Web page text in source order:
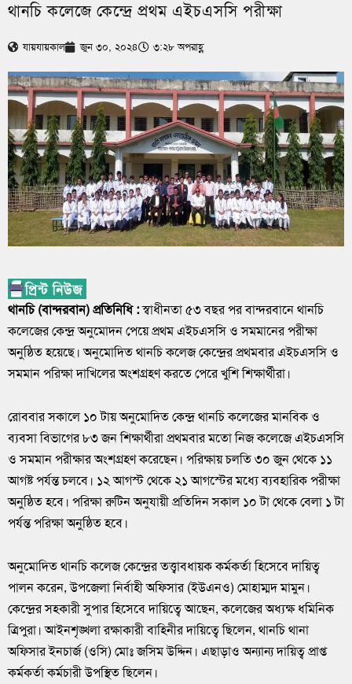
থানচি কলেজে কেন্দ্রে প্রথম এইচএসসি পরীক্ষা
যায়যায়কাল জুন ৩০, ২০২৪ ৩:২৮ অপরাহ্ণ
থানচি (বান্দরবান) প্রতিনিধি :স্বাধীনতা ৫৩ বছর পর বান্দরবানে থানচি
কলেজের কেন্দ্র অনুমোদন পেয়ে প্রথম এইচএসসি ও সমমানের পরীক্ষা
অনুষ্ঠিত হয়েছে। অনুমোদিত থানচি কলেজ কেন্দ্রের প্রথমবার এইচএসসি ও
সমমান পরিক্ষা দাখিলের অংশগ্রহণ করতে পেরে খুশি শিক্ষার্থীরা।
রোববার সকালে ১০ টায় অনুমোদিত কেন্দ্র থানচি কলেজের মানবিক ও
ব্যবসা বিভাগের ৮৩ জন শিক্ষার্থীরা প্রথমবার মতো নিজ কলেজে এইচএসসি
ও সমমান পরীক্ষার অংশগ্রহণ করেছেন। পরিক্ষায় চলতি ৩০ জুন থেকে ১১
আগষ্ট পর্যন্ত চলবে। ১২ আগস্ট থেকে ২১ আগস্টের মধ্যে ব্যবহারিক পরীক্ষা
অনুষ্ঠিত হবে। পরিক্ষা রুটিন অনুযায়ী প্রতিদিন সকাল ১০ টা থেকে বেলা ১ টা
পর্যন্ত পরিক্ষা অনুষ্ঠিত হবে।
অনুমোদিত থানচি কলেজ কেন্দ্রের তত্ত্বাবধায়ক কর্মকর্তা হিসেবে দায়িত্ব
পালন করেন, উপজেলা নির্বাহী অফিসার (ইউএনও) মোহাম্মদ মামুন।
কেন্দ্রের সহকারী সুপার হিসেবে দায়িত্বে আছেন, কলেজের অধ্যক্ষ ধমিনিক
ত্রিপুরা। আইনশৃঙ্খলা রক্ষাকারী বাহিনীর দায়িত্বে ছিলেন, থানচি থানা
অফিসার ইনচার্জ (ওসি) মোঃ জসিম উদ্দিন। এছাড়াও অন্যান্য দায়িত্ব প্রাপ্ত
কর্মকর্তা কর্মচারী উপস্থিত ছিলেন।